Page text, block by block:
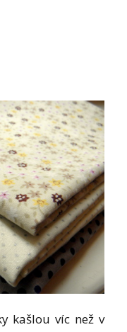
kašlou víc než v